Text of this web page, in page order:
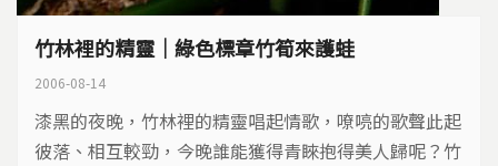
竹林裡的精靈｜綠色標章竹筍來護蛙
2006-08-14
漆黑的夜晚，竹林裡的精靈唱起情歌，嘹喨的歌聲此起
彼落、相互較勁，今晚誰能獲得青睞抱得美人歸呢？竹